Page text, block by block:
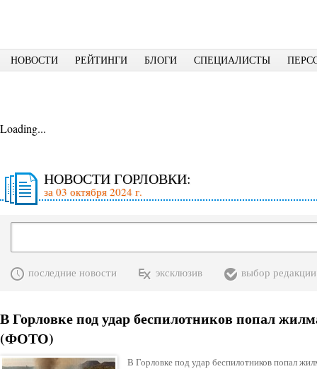
НОВОСТИ РЕЙТИНГИ БЛОГИ СПЕЦИАЛИСТЫ
Loading...
НОВОСТИ ГОРЛОВКИ:
за 03 октября 2024 г.
последние новости эксклюзив выбор редакции
В Горловке под удар беспилотников попал
(ФОТО)
В Горловке под удар беспилотников попал